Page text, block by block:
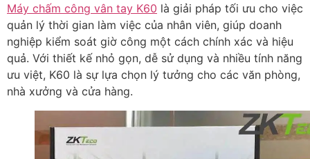
Máy chấm công vân tay K60 là giải pháp tối ưu cho việc
quản lý thời gian làm việc của nhân viên, giúp doanh
nghiệp kiểm soát giờ công một cách chính xác và hiệu
quả. Với thiết kế nhỏ gọn, dễ sử dụng và nhiều tính năng
ưu việt, K60 là sự lựa chọn lý tưởng cho các văn phòng,
nhà xưởng và cửa hàng.